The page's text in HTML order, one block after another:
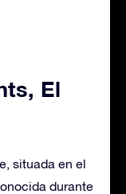
El
situada en el
durante